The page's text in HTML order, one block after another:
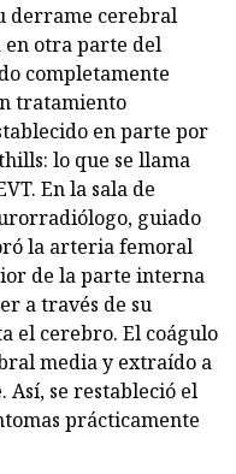
derrame cerebral
en otra parte del
completamente
tratamiento
en parte por
lo que se llama
En la sala de
guiado
la arteria femoral
de la parte interna
a través de su
el cerebro. El coágulo
media y extraído a
Así, se restableció el
prácticamente